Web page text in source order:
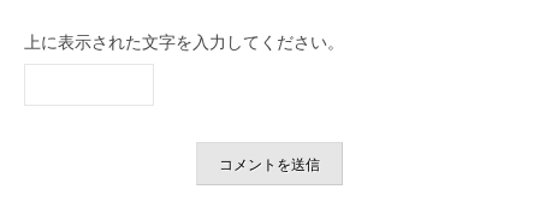
上に表示された文字を入力してください。